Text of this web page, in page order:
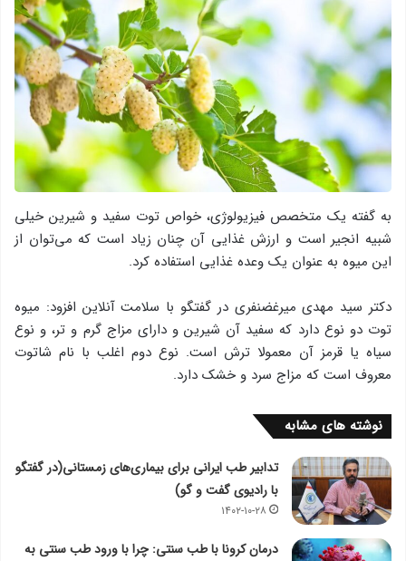
به گفته یک متخصص فیزیولوژی، خواص توت سفید و شیرین خیلی
شبیه انجیر است و ارزش غذایی آن چنان زیاد است که می‌توان از
این میوه به عنوان یک وعده غذایی استفاده کرد.
دکتر سید مهدی میرغضنفری در گفتگو با سلامت آنلاین افزود: میوه
توت دو نوع دارد که سفید آن شیرین و دارای مزاج گرم و تر، و نوع
سیاه یا قرمز آن معمولا ترش است. نوع دوم اغلب با نام شاتوت
معروف است که مزاج سرد و خشک دارد.
نوشته های مشابه
تدابیر طب ایرانی برای بیماری‌های زمستانی(در گفتگو
با رادیوی گفت و گو)
۱۴۰۲-۱۰-۲۸
درمان کرونا با طب سنتی: چرا با ورود طب سنتی به